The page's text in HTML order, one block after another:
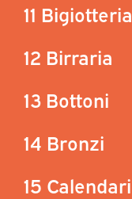
11 Bigiotteria
12 Birraria
13 Bottoni
14 Bronzi
15 Calendari